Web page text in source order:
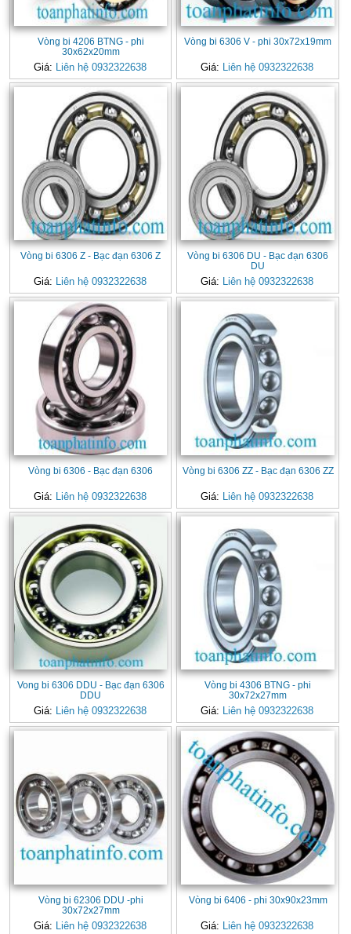
Vòng bi 4206 BTNG - phi
30x62x20mm
Giá: Liên hệ 0932322638
Vòng bi 6306 V - phi 30x72x19mm
Giá: Liên hệ 0932322638
Vòng bi 6306 Z - Bạc đạn 6306 Z
Giá: Liên hệ 0932322638
Vòng bi 6306 DU - Bạc đạn 6306
DU
Giá: Liên hệ 0932322638
Vòng bi 6306 - Bạc đạn 6306
Giá: Liên hệ 0932322638
Vòng bi 6306 ZZ - Bạc đạn 6306 ZZ
Giá: Liên hệ 0932322638
Vong bi 6306 DDU - Bạc đạn 6306
DDU
Giá: Liên hệ 0932322638
Vòng bi 4306 BTNG - phi
30x72x27mm
Giá: Liên hệ 0932322638
Vòng bi 62306 DDU -phi
30x72x27mm
Giá: Liên hệ 0932322638
Vòng bi 6406 - phi 30x90x23mm
Giá: Liên hệ 0932322638